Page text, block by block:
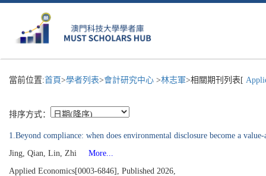
當前位置:首頁>學者列表>會計研究中心 >林志軍>相關期刊列表[
排序方式：
1.Beyond compliance: when does environmental disclosure become a
Jing, Qian, Lin, Zhi
More...
Applied Economics[0003-6846], Published 2026,